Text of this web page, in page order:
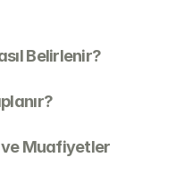
Belirlenir?
Muafiyetler